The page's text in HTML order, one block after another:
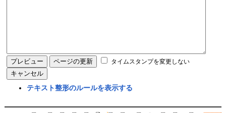
タイムスタンプを変更しない
テキスト整形のルールを表示する